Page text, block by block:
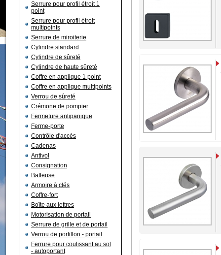
Serrure pour profil étroit 1
point
Serrure pour profil étroit
multipoints
Serrure de miroiterie
Cylindre standard
Cylindre de sûreté
Cylindre de haute sûreté
Coffre en applique 1 point
Coffre en applique multipoints
Verrou de sûreté
Crémone de pompier
Fermeture antipanique
Ferme-porte
Contrôle d'accès
Cadenas
Antivol
Consignation
Batteuse
Armoire à clés
Coffre-fort
Boîte aux lettres
Motorisation de portail
Serrure de grille et de portail
Verrou de portillon - portail
Ferrure pour coulissant au sol
- autoportant